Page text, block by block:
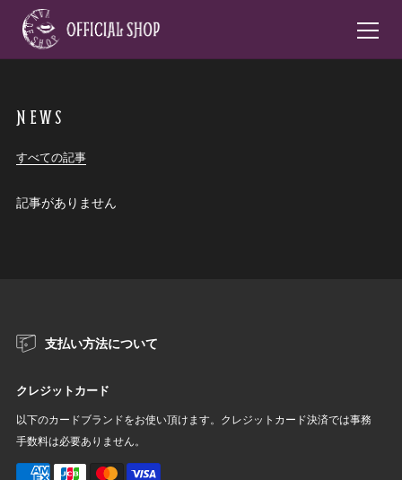
NEWS
すべての記事
記事がありません
支払い方法について
クレジットカード
以下のカードブランドをお使い頂けます。クレジットカード決済では事務
手数料は必要ありません。